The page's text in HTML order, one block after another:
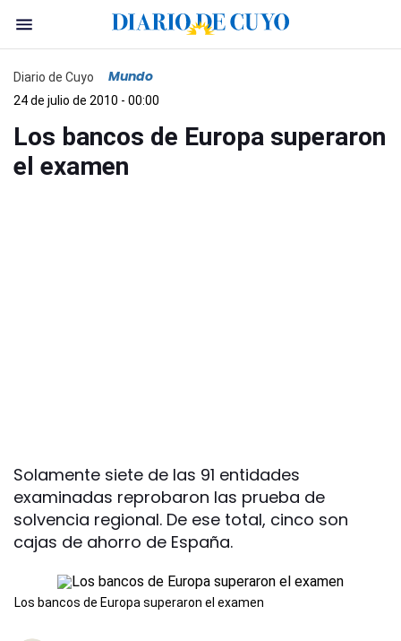
Diario de Cuyo Mundo
24 de julio de 2010 - 00:00
Los bancos de Europa superaron
el examen
Solamente siete de las 91 entidades
examinadas reprobaron las prueba de
solvencia regional. De ese total, cinco son
cajas de ahorro de España.
Los bancos de Europa superaron el examen